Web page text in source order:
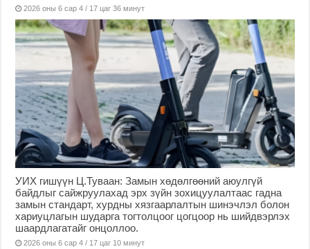
2026 оны 6 сар 4 / 17 цаг 36 минут
УИХ гишүүн Ц.Туваан: Замын хөдөлгөөний аюулгүй
байдлыг сайжруулахад эрх зүйн зохицуулалтаас гадна
замын стандарт, хурдны хязгаарлалтын шинэчлэл болон
хариуцлагын шударга тогтолцоог цогцоор нь шийдвэрлэх
шаардлагатайг онцоллоо.
2026 оны 6 сар 4 / 17 цаг 10 минут